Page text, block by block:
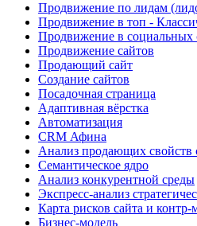
Продвижение по лидам
Продвижение в топ -
Продвижение в социальных
Продвижение сайтов
Продающий сайт
Создание сайтов
Посадочная страница
Адаптивная вёрстка
Автоматизация
CRM Афина
Анализ продающих свойств
Семантическое ядро
Анализ конкурентной среды
Экспресс-анализ
Карта рисков сайта и контр-
Бизнес-модель